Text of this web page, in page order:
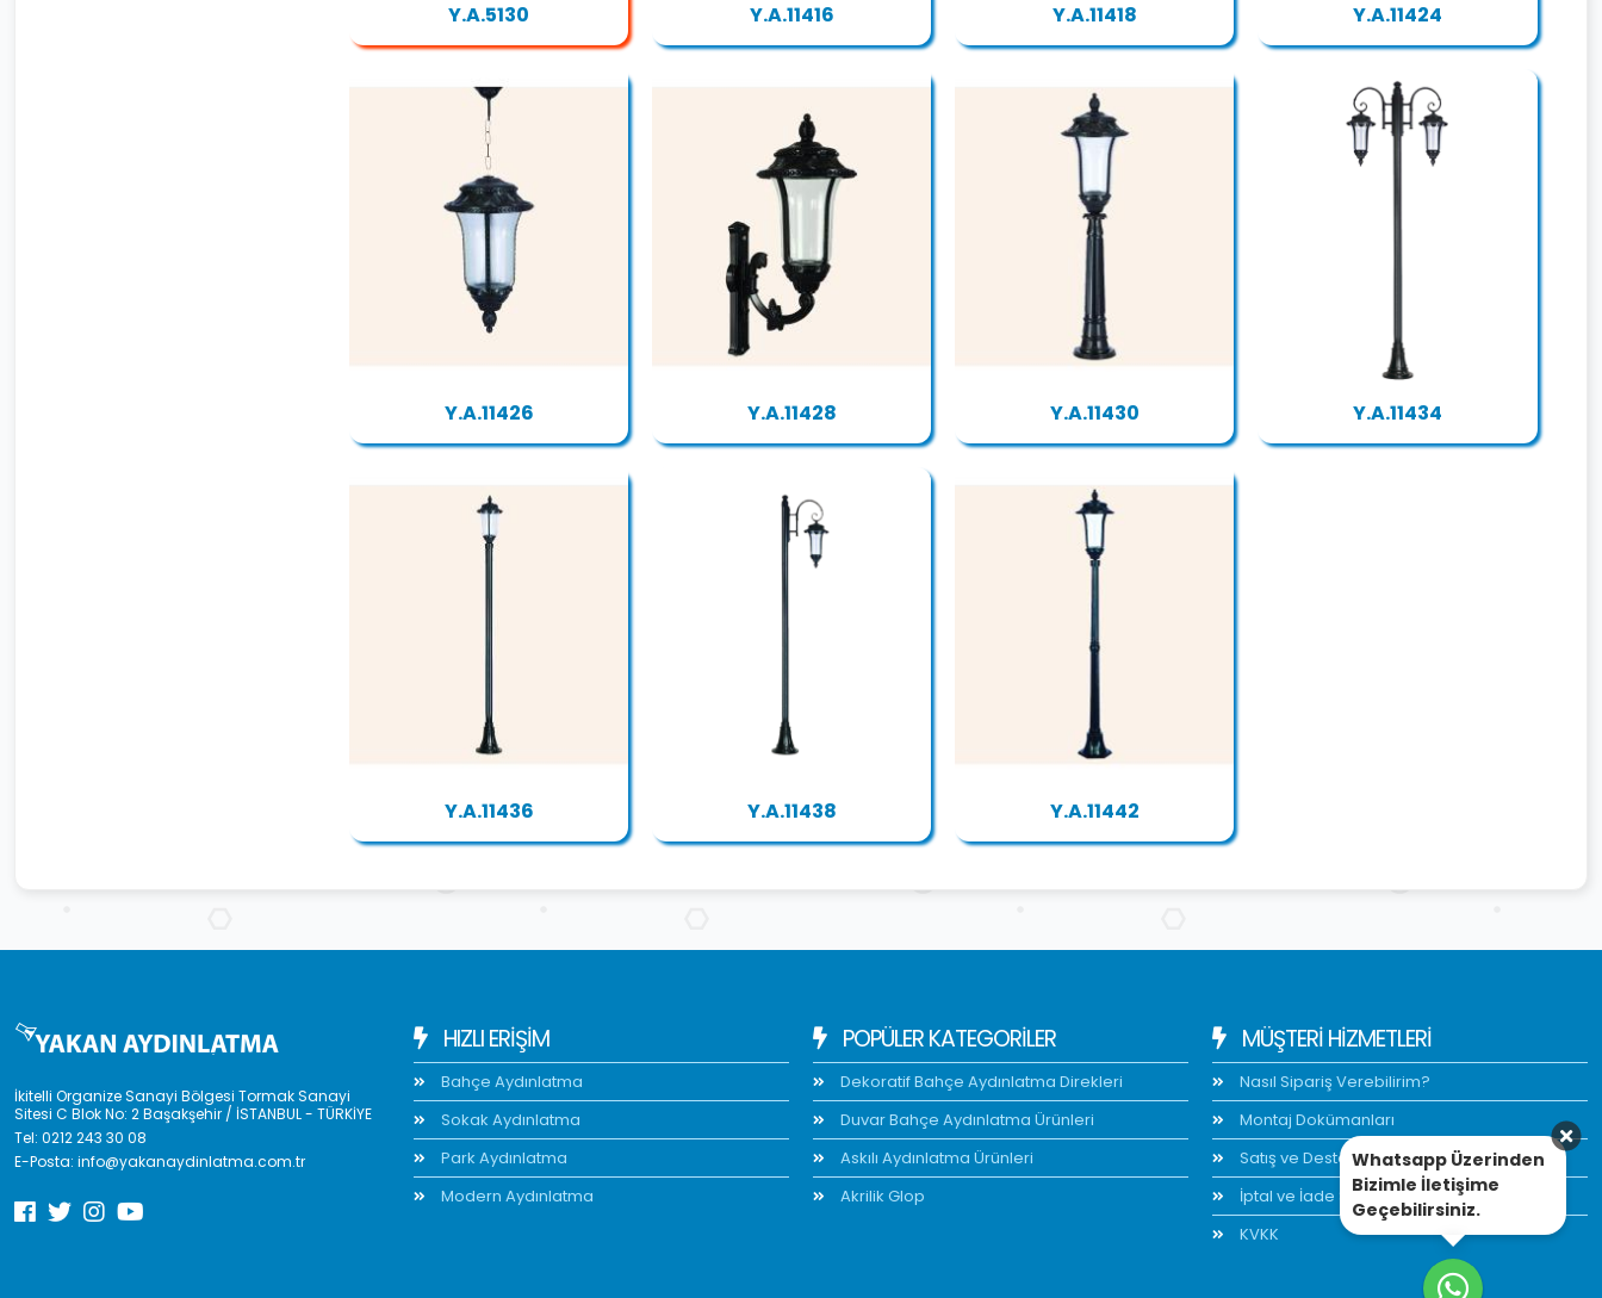
Y.A.5130 Y.A.11416 Y.A.11418 Y.A.11424
Y.A.11426 Y.A.11428 Y.A.11430 Y.A.11434
Y.A.11436 Y.A.11438 Y.A.11442
İkitelli Organize Sanayi Bölgesi Tormak Sanayi
Sitesi C Blok No: 2 Başakşehir / İSTANBUL - TÜRKİYE
Tel: 0212 243 30 08
E-Posta: info@yakanaydinlatma.com.tr
HIZLI ERIŞIM
Bahçe Aydınlatma
Sokak Aydınlatma
Park Aydınlatma
Modern Aydınlatma
POPÜLER KATEGORİLER
Dekoratif Bahçe Aydınlatma Direkleri
Duvar Bahçe Aydınlatma Ürünleri
Askılı Aydınlatma Ürünleri
Akrilik Glop
MÜŞTERİ HİZMETLERİ
Nasıl Sipariş Verebilirim?
Montaj Dokümanları
Satış ve Destek
İptal ve İade Şartları
KVKK
Whatsapp Üzerinden
Bizimle İletişime
Geçebilirsiniz.